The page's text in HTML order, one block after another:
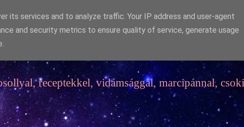
receptekkel, vidámsággal, marcipánnal,
its services and to analyze traffic. Your IP address and user-agent
and security metrics to ensure quality of service, generate usage